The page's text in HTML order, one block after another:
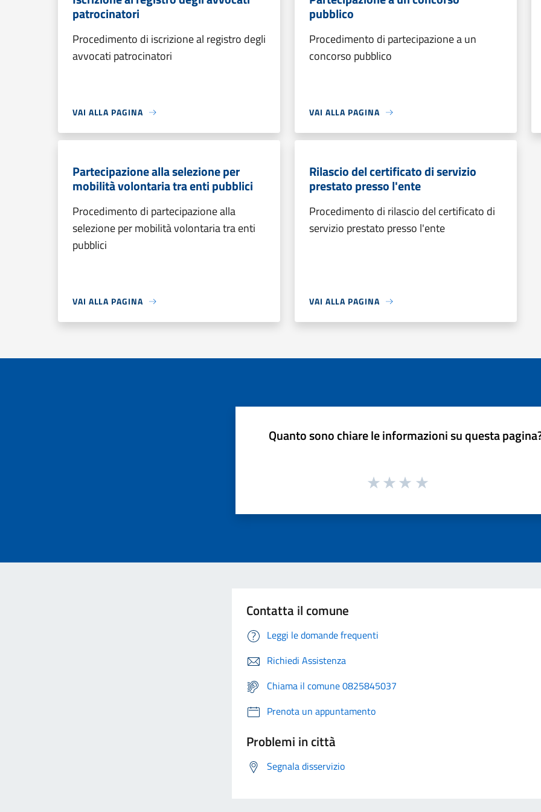
patrocinatori
Procedimento di iscrizione al registro degli
avvocati patrocinatori
VAI ALLA PAGINA
pubblico
Procedimento di partecipazione a un
concorso pubblico
VAI ALLA PAGINA
Partecipazione alla selezione per
mobilità volontaria tra enti pubblici
Procedimento di partecipazione alla
selezione per mobilità volontaria tra enti
pubblici
VAI ALLA PAGINA
Rilascio del certificato di servizio
prestato presso l'ente
Procedimento di rilascio del certificato di
servizio prestato presso l'ente
VAI ALLA PAGINA
Quanto sono chiare le informazioni su questa
Contatta il comune
Leggi le domande frequenti
Richiedi Assistenza
Chiama il comune 0825845037
Prenota un appuntamento
Problemi in città
Segnala disservizio